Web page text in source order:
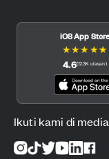
iOS App
★★★ ★★
4.6(12.3K ulasan)
Ikuti kami di